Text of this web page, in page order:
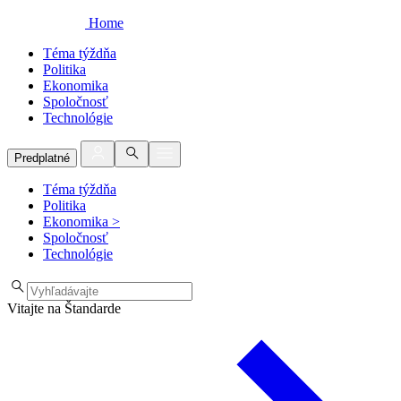
Home
Téma týždňa
Politika
Ekonomika
Spoločnosť
Technológie
Predplatné
Téma týždňa
Politika
Ekonomika >
Spoločnosť
Technológie
Vitajte na Štandarde